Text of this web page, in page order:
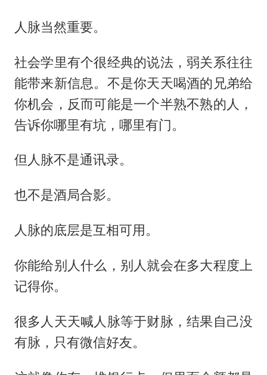
人脉当然重要。
社会学里有个很经典的说法，弱关系往往
能带来新信息。不是你天天喝酒的兄弟给
你机会，反而可能是一个半熟不熟的人，
告诉你哪里有坑，哪里有门。
但人脉不是通讯录。
也不是酒局合影。
人脉的底层是互相可用。
你能给别人什么，别人就会在多大程度上
记得你。
很多人天天喊人脉等于财脉，结果自己没
有脉，只有微信好友。